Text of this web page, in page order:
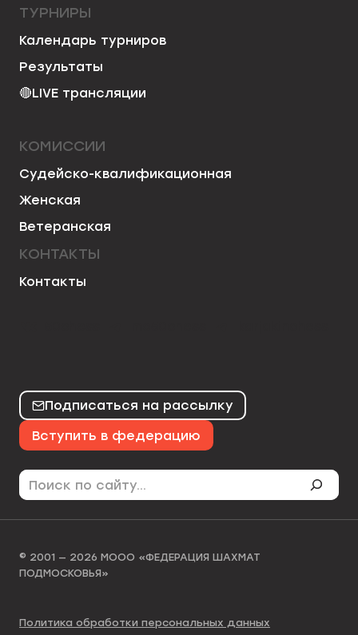
ТУРНИРЫ
Календарь турниров
Результаты
🔴LIVE трансляции
КОМИССИИ
Судейско-квалификационная
Женская
Ветеранская
КОНТАКТЫ
Контакты
Подписаться на рассылку
Вступить в федерацию
Поиск
© 2001 — 2026 МООО «ФЕДЕРАЦИЯ ШАХМАТ
ПОДМОСКОВЬЯ»
Политика обработки персональных данных